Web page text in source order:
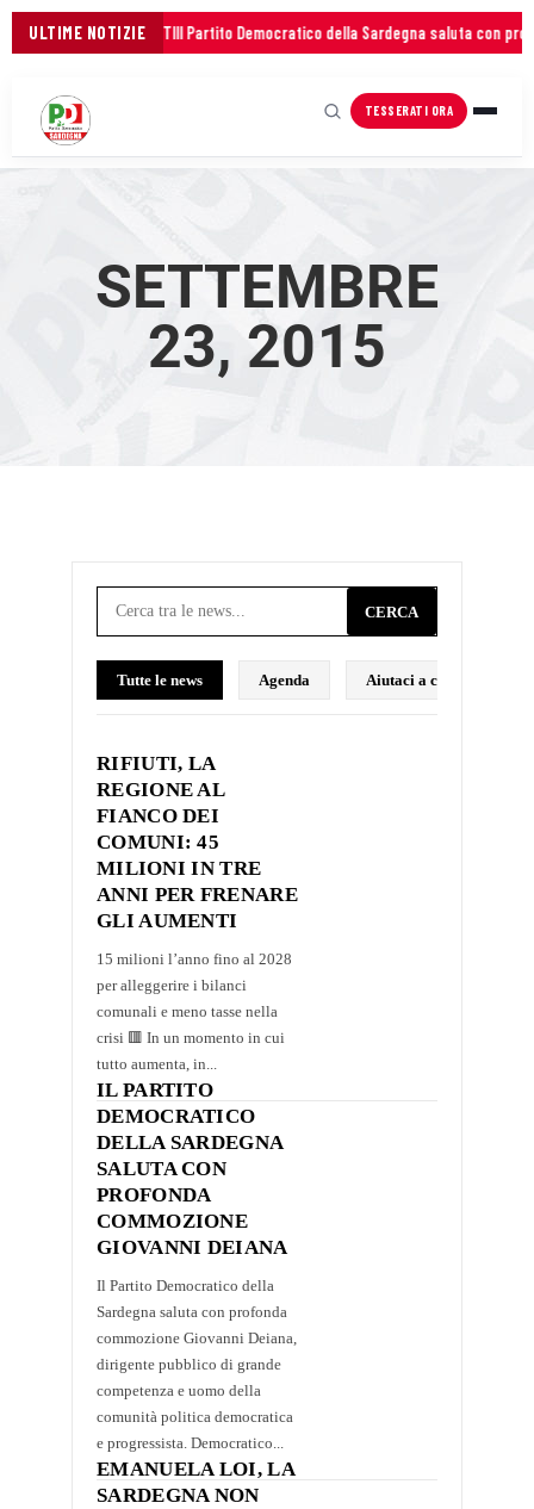
ULTIME NOTIZIE
FRENARE GLI AUMENTI Il Partito Democratico della Sardegna saluta con
TESSERATI ORA
SETTEMBRE
23, 2015
CERCA
Tutte le news Agenda Aiutaci a costruire il
RIFIUTI, LA
REGIONE AL
FIANCO DEI
COMUNI: 45
MILIONI IN TRE
ANNI PER FRENARE
GLI AUMENTI
15 milioni l’anno fino al 2028
per alleggerire i bilanci
comunali e meno tasse nella
crisi 🟥 In un momento in cui
tutto aumenta, in...
IL PARTITO
DEMOCRATICO
DELLA SARDEGNA
SALUTA CON
PROFONDA
COMMOZIONE
GIOVANNI DEIANA
Il Partito Democratico della
Sardegna saluta con profonda
commozione Giovanni Deiana,
dirigente pubblico di grande
competenza e uomo della
comunità politica democratica
e progressista. Democratico...
EMANUELA LOI, LA
SARDEGNA NON